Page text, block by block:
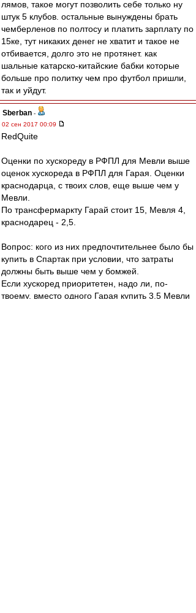
лямов, такое могут позволить себе только ну
штук 5 клубов. остальные вынуждены брать
чемберленов по полтосу и платить зарплату по
15ке, тут никаких денег не хватит и такое не
отбивается, долго это не протянет. как
шальные катарско-китайские бабки которые
больше про политку чем про футбол пришли,
так и уйдут.
Sberban -
02 сен 2017 00:09
RedQuite
Оценки по хускореду в РФПЛ для Мевли выше
оценок хускореда в РФПЛ для Гарая. Оценки
краснодарца, с твоих слов, еще выше чем у
Мевли.
По трансфермаркту Гарай стоит 15, Мевля 4,
краснодарец - 2,5.
Вопрос: кого из них предпочтительнее было бы
купить в Спартак при условии, что затраты
должны быть выше чем у бомжей.
Если хускоред приоритетен, надо ли, по-
твоему, вместо одного Гарая купить 3,5 Мевли